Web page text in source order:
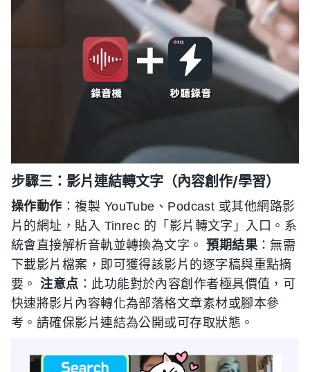
步驟三：影片連結轉文字（內容創作/學習）
操作動作 ：複製 YouTube、Podcast 或其他網路影
片的網址，貼入 Tinrec 的「影片轉文字」入口。系
統會直接解析音軌並轉換為文字。預期結果：無需
下載影片檔案，即可獲得該影片的逐字稿與重點摘
要。注意点 ：此功能對於內容創作者極具價值，可
快速將影片內容轉化為部落格文章素材或腳本參
考。請確保影片連結為公開或可存取狀態。